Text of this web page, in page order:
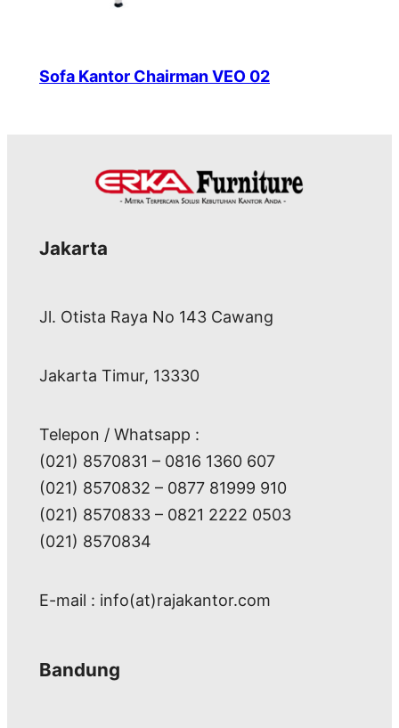
Sofa Kantor Chairman VEO 02
Jakarta
Jl. Otista Raya No 143 Cawang
Jakarta Timur, 13330
Telepon / Whatsapp :
(021) 8570831 – 0816 1360 607
(021) 8570832 – 0877 81999 910
(021) 8570833 – 0821 2222 0503
(021) 8570834
E-mail : info(at)rajakantor.com
Bandung